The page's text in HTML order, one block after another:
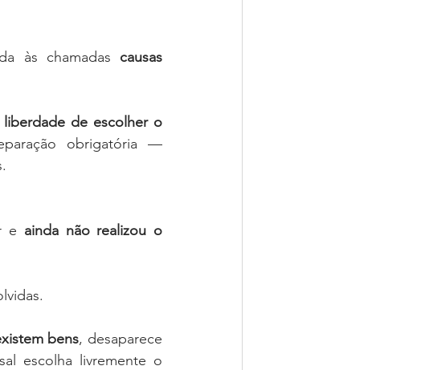
às chamadas causas
de escolher o
obrigatória —
e ainda não realizou o
bens, desaparece
escolha livremente o